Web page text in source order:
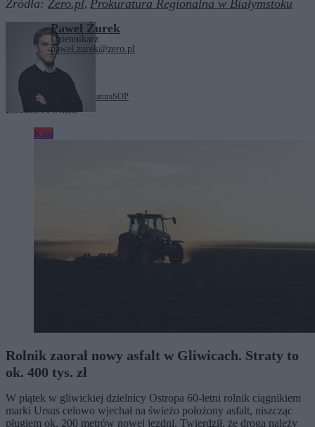
Źródła: Zero.pl, Prokuratura Regionalna w Białymstoku
Paweł Żurek
Dziennikarz
pawel.zurek@zero.pl
Tagi: Beata Szydło prokuraturaSOP
Zobacz również
Kraj
Rolnik zaorał nowy asfalt w Gliwicach. Straty to
ok. 400 tys. zł
W piątek w gliwickiej dzielnicy Ostropa 60-letni rolnik ciągnikiem
marki Ursus celowo wjechał na świeżo położony asfalt, niszcząc
pługiem ok. 200 metrów nowej jezdni. Twierdził, że droga należy